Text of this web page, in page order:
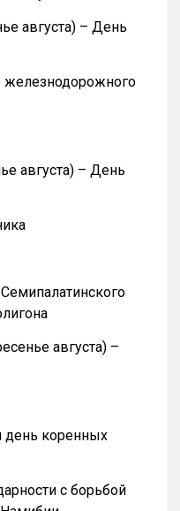
августа) – День
железнодорожного
августа) – День
августа) –
день коренных
с борьбой